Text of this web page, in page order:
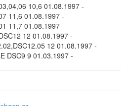
10,6 01.08.1997 -
11,6 01.08.1997 -
11,7 01.08.1997 -
12 01.08.1997 -
12 01.08.1997 -
DSC9 9 01.03.1997 -